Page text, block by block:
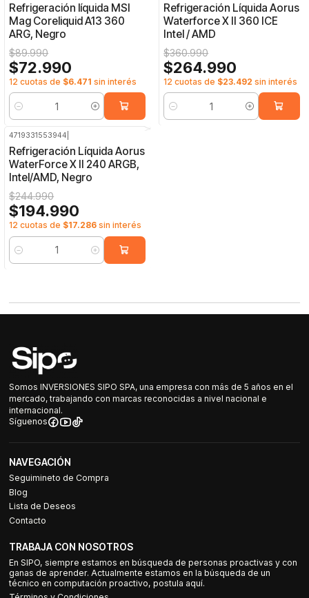
Refrigeración líquida MSI
Mag Coreliquid A13 360
ARG, Negro
$89.990
$72.990
12 cuotas de $6.471 sin interés
Cantidad
Refrigeración Líquida Aorus
Waterforce X II 360 ICE
Intel / AMD
$360.990
$264.990
12 cuotas de $23.492 sin interés
Cantidad
4719331553944
Refrigeración Líquida Aorus
WaterForce X II 240 ARGB,
Intel/AMD, Negro
$244.990
$194.990
12 cuotas de $17.286 sin interés
Cantidad
Somos INVERSIONES SIPO SPA, una empresa con más de 5 años en el
mercado, trabajando con marcas reconocidas a nivel nacional e
internacional.
Síguenos
NAVEGACIÓN
Seguimineto de Compra
Blog
Lista de Deseos
Contacto
TRABAJA CON NOSOTROS
En SIPO, siempre estamos en búsqueda de personas proactivas y con
ganas de aprender. Actualmente estamos en la búsqueda de un
técnico en computación proactivo, postula aquí.